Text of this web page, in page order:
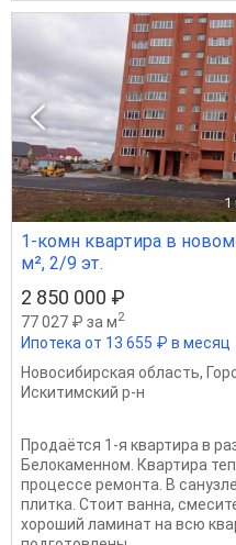
1
1-комн квартира в
м², 2/9 эт.
2 850 000 ₽
77 027 ₽ за м2
Ипотека от 13 655 ₽ в месяц
Новосибирская область,
Искитимский р-н
Продаётся 1-я квартира в
Белокаменном. Квартира
процессе ремонта. В
плитка. Стоит ванна,
хороший ламинат на всю